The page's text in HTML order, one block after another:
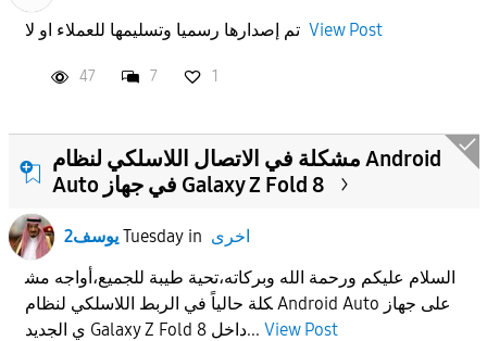
تم إصدارها رسميا وتسليمها للعملاء او لا View Post
47 7 1
مشكلة في الاتصال اللاسلكي لنظام Android
Auto في جهاز Galaxy Z Fold 8
يوسف2 Tuesdayin اخرى
السلام عليكم ورحمة الله وبركاته،​تحية طيبة للجميع،​أواجه مش
كلة حالياً في الربط اللاسلكي لنظام Android Auto على جهاز
ي الجديد Galaxy Z Fold 8 داخل... View Post